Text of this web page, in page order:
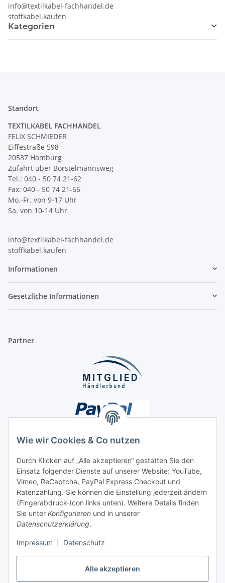
Alle akzeptieren
Wie wir Cookies & Co nutzen
Durch Klicken auf „Alle akzeptieren“ gestatten Sie den
Einsatz folgender Dienste auf unserer Website: YouTube,
Vimeo, ReCaptcha, PayPal Express Checkout und
Ratenzahlung. Sie können die Einstellung jederzeit ändern
(Fingerabdruck-Icon links unten). Weitere Details finden
Sie unter Konfigurieren und in unserer
Datenschutzerklärung.
Impressum Datenschutz
info@textilkabel-fachhandel.de
stoffkabel.kaufen
Kategorien
Standort
TEXTILKABEL FACHHANDEL
FELIX SCHMIEDER
Eiffestraße 598
20537 Hamburg
Zufahrt über Borstelmannsweg
Tel.: 040 - 50 74 21-62
Fax: 040 - 50 74 21-66
Mo.-Fr. von 9-17 Uhr
Sa. von 10-14 Uhr
info@textilkabel-fachhandel.de
stoffkabel.kaufen
Informationen
Gesetzliche Informationen
Partner
Unsere Seiten
Social Media
Vertrag widerrufen